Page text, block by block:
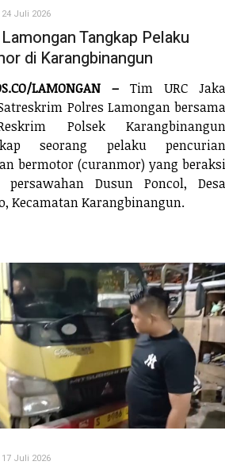
24 Juli 2026
Tangkap Pelaku
di Karangbinangun
LAMONGAN – Tim URC Jaka
Polres Lamongan bersama
Polsek Karangbinangun
seorang pelaku pencurian
bermotor (curanmor) yang beraksi
Dusun Poncol, Desa
Kecamatan Karangbinangun.
17 Juli 2026